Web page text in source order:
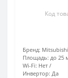
Код
Бренд:
Площадь: до 25
Wi-Fi: Нет
Инвертор: Да